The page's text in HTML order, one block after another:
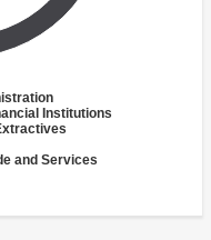
Institutions
and Services